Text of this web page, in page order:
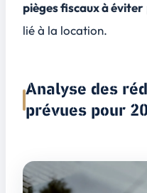
pièges fiscaux à éviter
lié à la location.
Analyse des
prévues pour